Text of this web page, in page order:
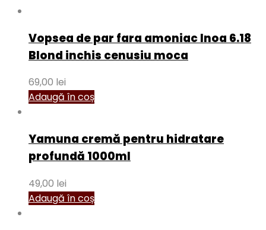
Vopsea de par fara amoniac Inoa 6.18
Blond inchis cenusiu moca
69,00 lei
Adaugă în coș
Yamuna cremă pentru hidratare
profundă 1000ml
49,00 lei
Adaugă în coș